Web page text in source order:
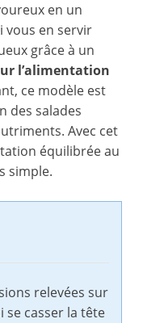
en un
vous en servir
grâce à un
l’alimentation
ce modèle est
des salades
Avec cet
équilibrée au
simple.
relevées sur
se casser la tête